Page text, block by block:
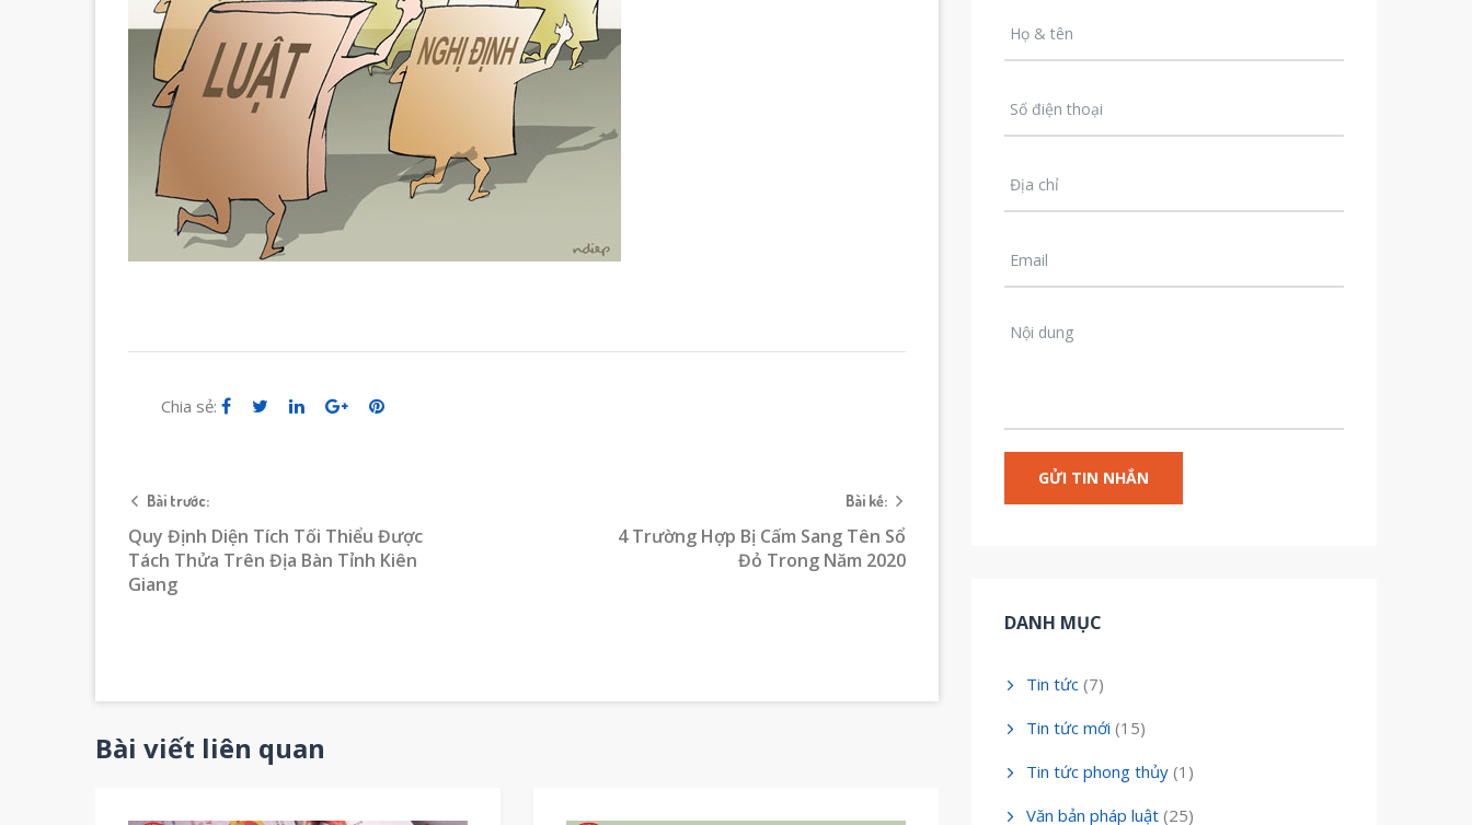
Chia sẻ:
Bài trước:
Quy Định Diện Tích Tối Thiểu Được
Tách Thửa Trên Địa Bàn Tỉnh Kiên
Giang
Bài kế:
4 Trường Hợp Bị Cấm Sang Tên Sổ
Đỏ Trong Năm 2020
Bài viết liên quan
DANH MỤC
Tin tức (7)
Tin tức mới (15)
Tin tức phong thủy (1)
Văn bản pháp luật (25)